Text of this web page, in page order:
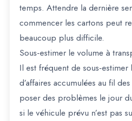
temps. Attendre la dernière
commencer les cartons peut
beaucoup plus difficile.
Sous-estimer le volume à
Il est fréquent de sous-estimer
d’affaires accumulées au fil
poser des problèmes le jour
si le véhicule prévu n’est pas